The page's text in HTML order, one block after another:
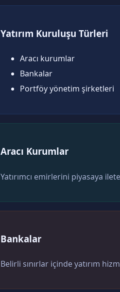
Yatırım Kuruluşu Türleri
Aracı kurumlar
Bankalar
Portföy yönetim şirketleri
Aracı Kurumlar
Yatırımcı emirlerini piyasaya
Bankalar
Belirli sınırlar içinde yatırım